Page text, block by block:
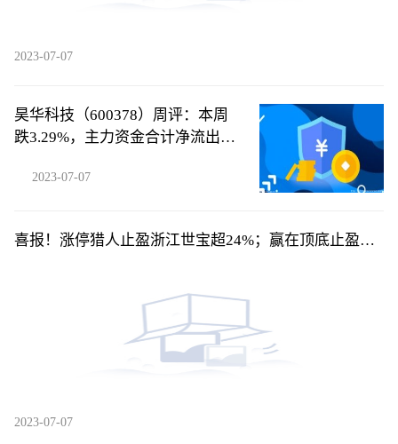
2023-07-07
昊华科技（600378）周评：本周
跌3.29%，主力资金合计净流出
2023-07-07
喜报！涨停猎人止盈浙江世宝超24%；赢在顶底止盈平
2023-07-07